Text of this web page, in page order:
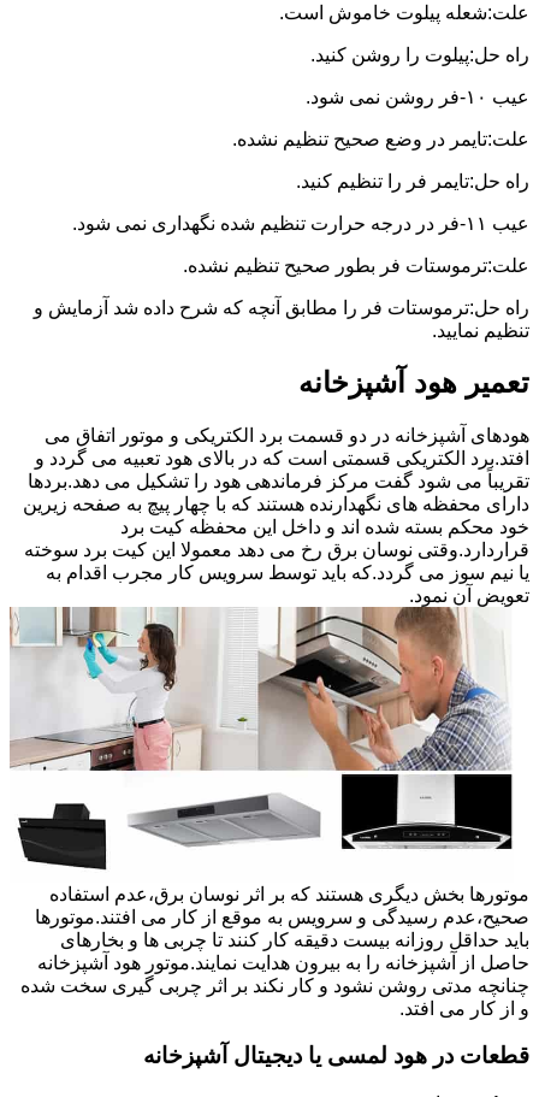
علت:شعله پیلوت خاموش است.
راه حل:پیلوت را روشن کنید.
عیب ۱۰-فر روشن نمی شود.
علت:تایمر در وضع صحیح تنظیم نشده.
راه حل:تایمر فر را تنظیم کنید.
عیب ۱۱-فر در درجه حرارت تنظیم شده نگهداری نمی شود.
علت:ترموستات فر بطور صحیح تنظیم نشده.
راه حل:ترموستات فر را مطابق آنچه که شرح داده شد آزمایش و
تنظیم نمایید.
تعمیر هود آشپزخانه
هودهای آشپزخانه در دو قسمت برد الکتریکی و موتور اتفاق می
افتد.برد الکتریکی قسمتی است که در بالای هود تعبیه می گردد و
تقریباً می شود گفت مرکز فرماندهی هود را تشکیل می دهد.بردها
دارای محفظه های نگهدارنده هستند که با چهار پیچ به صفحه زیرین
خود محکم بسته شده اند و داخل این محفظه کیت برد
قراردارد.وقتی نوسان برق رخ می دهد معمولا این کیت برد سوخته
یا نیم سوز می گردد.که باید توسط سرویس کار مجرب اقدام به
تعویض آن نمود.
موتورها بخش دیگری هستند که بر اثر نوسان برق،عدم استفاده
صحیح،عدم رسیدگی و سرویس به موقع از کار می افتند.موتورها
باید حداقل روزانه بیست دقیقه کار کنند تا چربی ها و بخارهای
حاصل از آشپزخانه را به بیرون هدایت نمایند.موتور هود آشپزخانه
چنانچه مدتی روشن نشود و کار نکند بر اثر چربی گیری سخت شده
و از کار می افتد.
قطعات در هود لمسی یا دیجیتال آشپزخانه